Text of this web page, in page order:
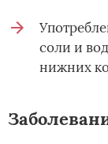
соли и
нижних